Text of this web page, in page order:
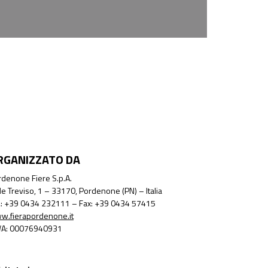
DA
Fiere S.p.A.
Treviso, 1 – 33170, Pordenone (PN) – Italia
+39 0434 232111 – Fax: +39 0434 57415
00076940931